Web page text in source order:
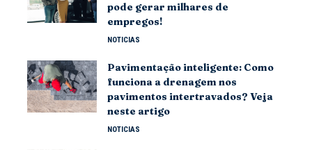
pode gerar milhares de
empregos!
NOTICIAS
Pavimentação inteligente: Como
funciona a drenagem nos
pavimentos intertravados? Veja
neste artigo
NOTICIAS